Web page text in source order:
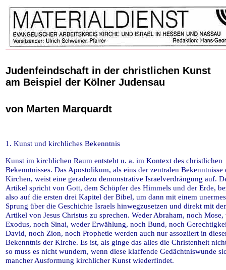
Judenfeindschaft in der christlichen Kunst
am Beispiel der Kölner Judensau
von Marten Marquardt
1. Kunst und kirchliches Bekenntnis
Kunst im kirchlichen Raum entsteht u. a. im Kontext des christlichen
Bekenntnisses. Das Apostolikum, als eins der zentralen Bekenntnisse
Kirchen, weist eine geradezu demonstrative Israelverdrängung auf.
Artikel spricht von Gott, dem Schöpfer des Himmels und der Erde,
also auf die ersten drei Kapitel der Bibel, um dann mit einem
Sprung über die Geschichte Israels hinwegzusetzen und direkt mit
Artikel von Jesus Christus zu sprechen. Weder Abraham, noch Mose,
Exodus, noch Sinai, weder Erwählung, noch Bund, noch
David, noch Zion, noch Prophetie werden auch nur assoziiert in
Bekenntnis der Kirche. Es ist, als ginge das alles die Christenheit
so muss es nicht wundern, wenn diese klaffende Gedächtniswunde
mancher Ausformung kirchlicher Kunst wiederfindet.